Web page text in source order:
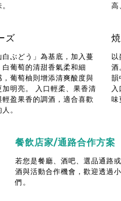
高
ズ
ぶどう」為基底，加入蔓
葡萄的清甜香氣柔和細
葡萄柚則增添清爽酸度與
明亮。 入口輕柔、果香清
盈果香的調酒，適合喜歡
。
以
酒
韻
味
餐飲店家/通路合作方案
若您是餐廳、酒吧、選品通路
酒與活動合作機會，歡迎透
們。